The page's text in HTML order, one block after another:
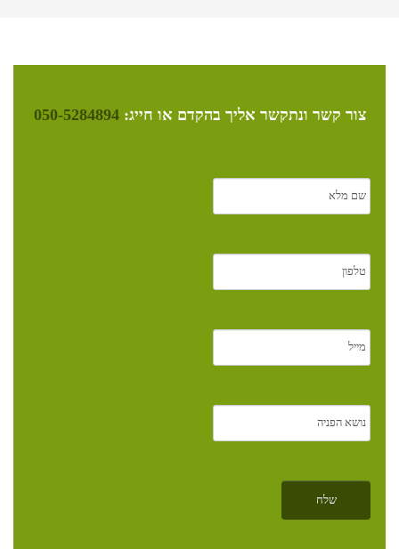
צור קשר ונתקשר אליך בהקדם או חייג:050-5284894